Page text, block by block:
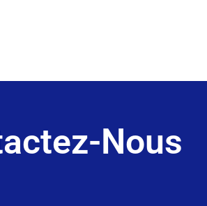
Nous